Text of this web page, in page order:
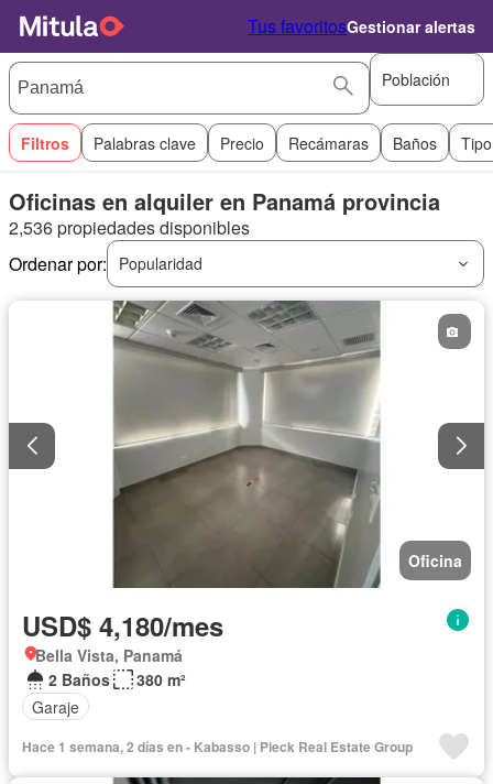
Tus favoritosGestionar alertas
Población
Filtros Palabras clave Precio Recámaras Baños
Oficinas en alquiler en Panamá provincia
2,536 propiedades disponibles
Ordenar por:
Popularidad
Oficina
USD$ 4,180/mes
Bella Vista, Panamá
2 Baños
380 m²
Garaje
Hace 1 semana, 2 días en - Kabasso | Pieck Real Estate Group